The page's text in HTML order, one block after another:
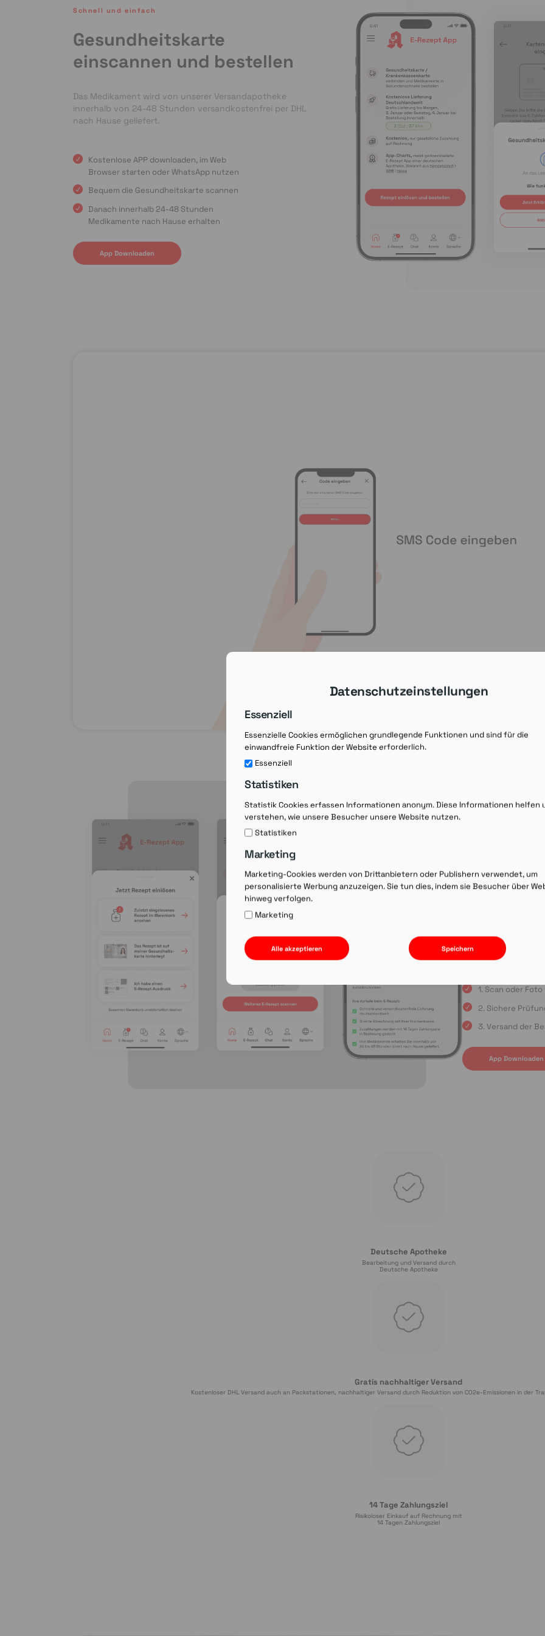
Schnell und einfach
Gesundheitskarte
einscannen und bestellen
Das Medikament wird von unserer Versandapotheke
innerhalb von 24-48 Stunden versandkostenfrei per DHL
nach Hause geliefert.
Kostenlose APP downloaden, im Web
Browser starten oder WhatsApp nutzen
Bequem die Gesundheitskarte scannen
Danach innerhalb 24-48 Stunden
Medikamente nach Hause erhalten
App Downloaden
Rezept-Ausdruck
Rezept-
Wir laden Sie ein,
Rezepte schnell
oder die
sind Sie immer in
Apple App Store
uns auf Ihre
1. Scan oder
2. Sichere
3. Versand der
App Downloaden
Deutsche Apotheke
Bearbeitung und Versand durch
Deutsche Apotheke
Gratis nachhaltiger Versand
Kostenloser DHL Versand auch an Packstationen, nachhaltiger Versand durch Reduktion von CO2e-Emissionen in der
14 Tage Zahlungsziel
Risikoloser Einkauf auf Rechnung mit
14 Tagen Zahlungsziel
Datenschutzeinstellungen
Essenziell
Essenzielle Cookies ermöglichen grundlegende Funktionen und sind für die
einwandfreie Funktion der Website erforderlich.
Essenziell
Statistiken
Statistik Cookies erfassen Informationen anonym. Diese Informationen helfen
verstehen, wie unsere Besucher unsere Website nutzen.
Statistiken
Marketing
Marketing-Cookies werden von Drittanbietern oder Publishern verwendet, um
personalisierte Werbung anzuzeigen. Sie tun dies, indem sie Besucher über
hinweg verfolgen.
Marketing
Alle akzeptieren Speichern